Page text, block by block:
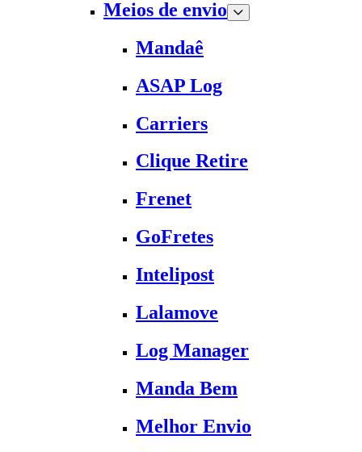
Meios de envio
Mandaê
ASAP Log
Carriers
Clique Retire
Frenet
GoFretes
Intelipost
Lalamove
Log Manager
Manda Bem
Melhor Envio